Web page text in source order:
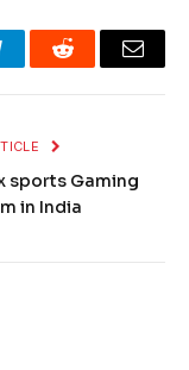
Reddit Email
sports Gaming
in India